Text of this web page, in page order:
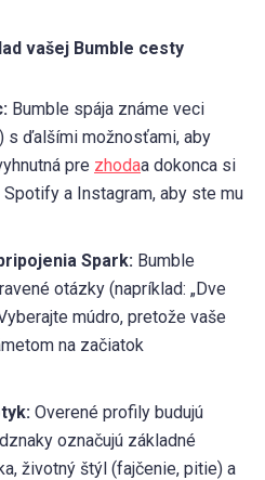
vašej Bumble cesty
Bumble spája známe veci
s ďalšími možnosťami, aby
pre zhodaa dokonca si
a Instagram, aby ste mu
Spark: Bumble
otázky (napríklad: „Dve
múdro, pretože vaše
na začiatok
Overené profily budujú
označujú základné
životný štýl (fajčenie, pitie) a